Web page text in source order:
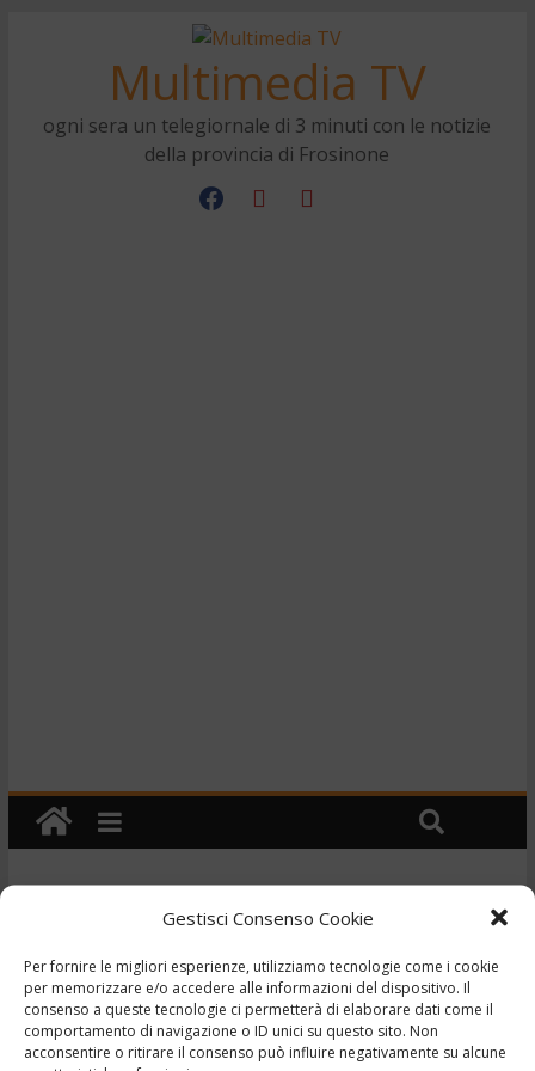
Gestisci Consenso Cookie
Per fornire le migliori esperienze, utilizziamo tecnologie come i cookie
per memorizzare e/o accedere alle informazioni del dispositivo. Il
consenso a queste tecnologie ci permetterà di elaborare dati come il
comportamento di navigazione o ID unici su questo sito. Non
acconsentire o ritirare il consenso può influire negativamente su alcune
Multimedia TV
ogni sera un telegiornale di 3 minuti con le notizie
della provincia di Frosinone
TG – Prete mette in fuga
un ladro a colpi di scopa
– 7/8/2023